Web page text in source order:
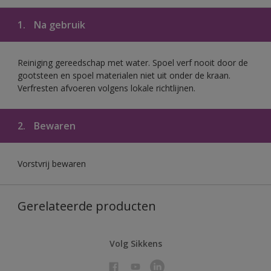
1. Na gebruik
Reiniging gereedschap met water. Spoel verf nooit door de
gootsteen en spoel materialen niet uit onder de kraan.
Verfresten afvoeren volgens lokale richtlijnen.
2. Bewaren
Vorstvrij bewaren
Gerelateerde producten
Volg Sikkens